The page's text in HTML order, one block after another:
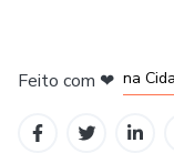
Feito com ❤ na